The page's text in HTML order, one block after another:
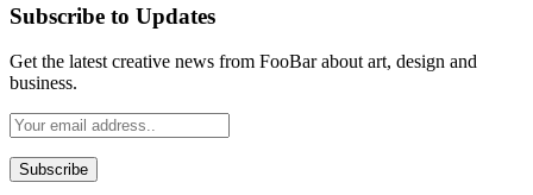
Subscribe to Updates
Get the latest creative news from FooBar about art, design and
business.